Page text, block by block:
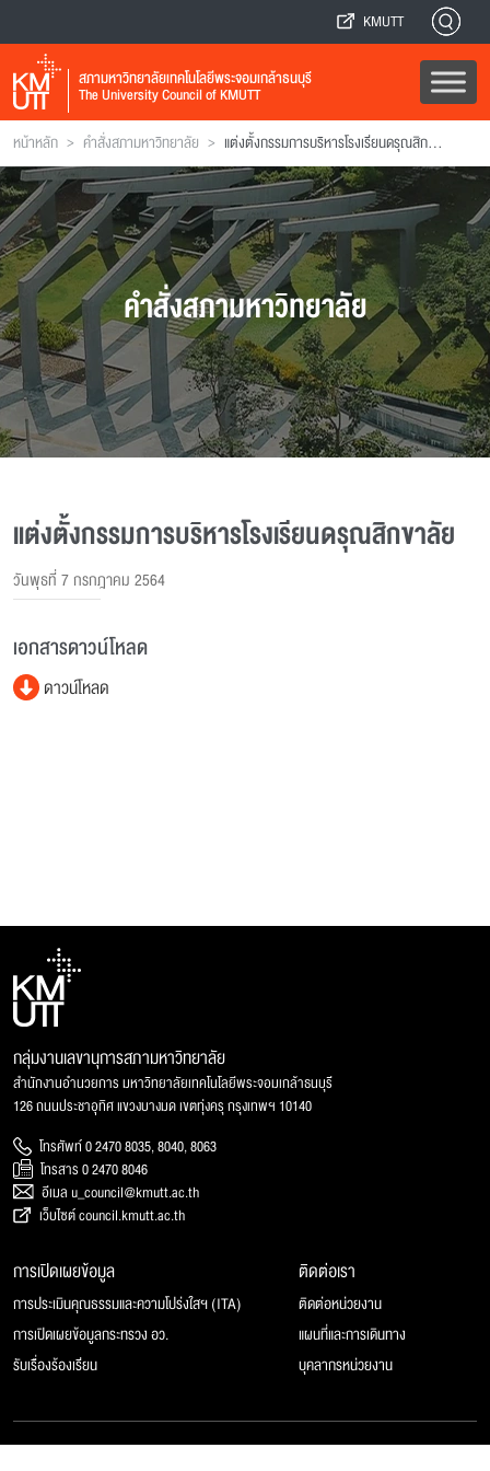
KMUTT
สภามหาวิทยาลัยเทคโนโลยีพระจอมเกล้าธนบุรี
The University Council of KMUTT
หน้าหลัก > คำสั่งสภามหาวิทยาลัย > แต่งตั้งกรรมการบริหารโรงเรียนดรุณสิกขาลัย
คำสั่งสภามหาวิทยาลัย
แต่งตั้งกรรมการบริหารโรงเรียนดรุณสิกขาลัย
วันพุธที่ 7 กรกฎาคม 2564
เอกสารดาวน์โหลด
ดาวน์โหลด
กลุ่มงานเลขานุการสภามหาวิทยาลัย
สำนักงานอำนวยการ มหาวิทยาลัยเทคโนโลยีพระจอมเกล้าธนบุรี
126 ถนนประชาอุทิศ แขวงบางมด เขตทุ่งครุ กรุงเทพฯ 10140
โทรศัพท์ 0 2470 8035, 8040, 8063
โทรสาร 0 2470 8046
อีเมล u_council@kmutt.ac.th
เว็บไซต์ council.kmutt.ac.th
การเปิดเผยข้อมูล
การประเมินคุณธรรมและความโปร่งใสฯ (ITA)
การเปิดเผยข้อมูลกระทรวง อว.
รับเรื่องร้องเรียน
ติดต่อเรา
ติดต่อหน่วยงาน
แผนที่และการเดินทาง
บุคลากรหน่วยงาน